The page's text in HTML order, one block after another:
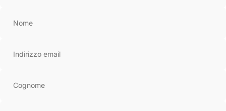
Nome
Indirizzo email
Cognome